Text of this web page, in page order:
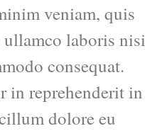
veniam, quis
laboris nisi
consequat.
in reprehenderit in
dolore eu